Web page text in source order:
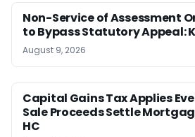
Non-Service of Assessment
to Bypass Statutory Appeal:
August 9, 2026
Capital Gains Tax Applies
Sale Proceeds Settle
HC